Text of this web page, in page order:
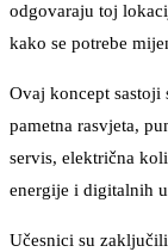
odgovaraju toj
kako se potrebe
Ovaj koncept sastoji
pametna rasvjeta,
servis, električna
energije i digitalnih
Učesnici su